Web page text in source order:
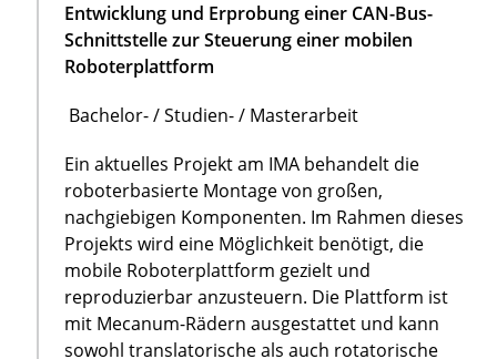
Entwicklung und Erprobung einer CAN-Bus-
Schnittstelle zur Steuerung einer mobilen
Roboterplattform
Bachelor- / Studien- / Masterarbeit
Ein aktuelles Projekt am IMA behandelt die
roboterbasierte Montage von großen,
nachgiebigen Komponenten. Im Rahmen dieses
Projekts wird eine Möglichkeit benötigt, die
mobile Roboterplattform gezielt und
reproduzierbar anzusteuern. Die Plattform ist
mit Mecanum-Rädern ausgestattet und kann
sowohl translatorische als auch rotatorische